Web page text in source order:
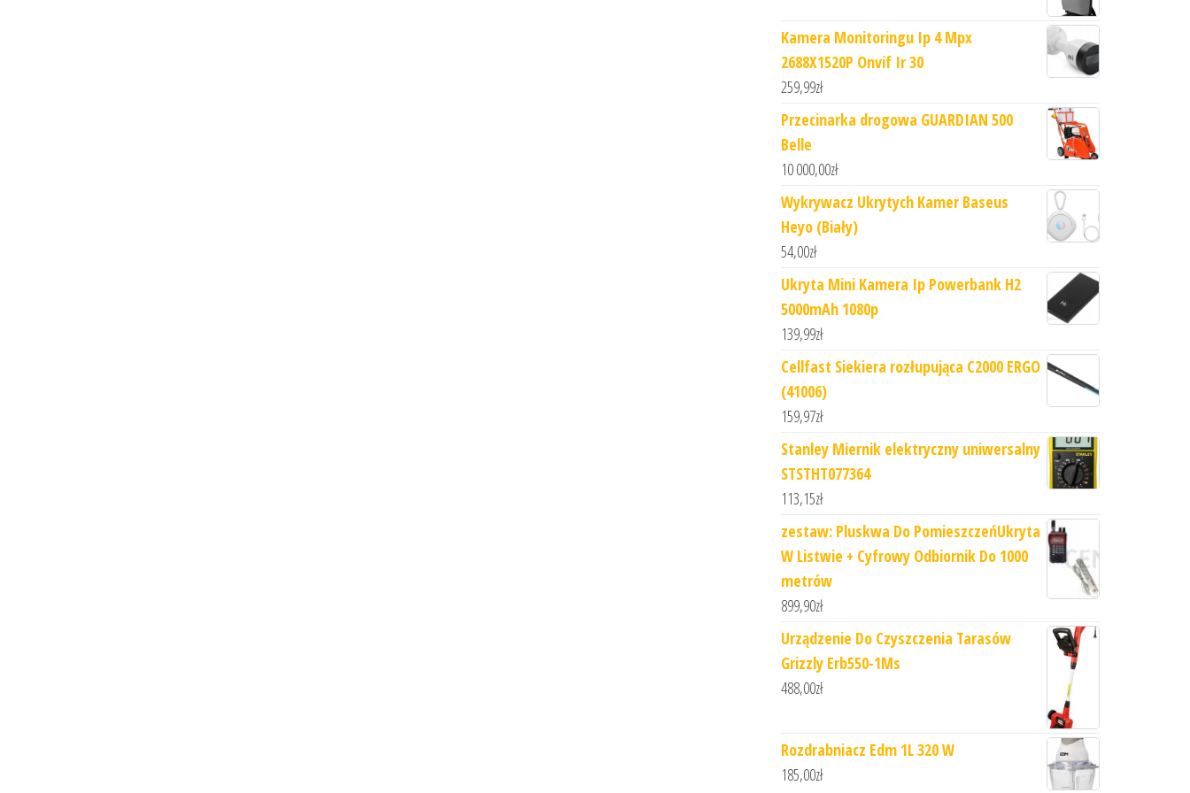
Kamera Monitoringu Ip 4 Mpx
2688X1520P Onvif Ir 30
259,99zł
Przecinarka drogowa GUARDIAN 500
Belle
10 000,00zł
Wykrywacz Ukrytych Kamer Baseus
Heyo (Biały)
54,00zł
Ukryta Mini Kamera Ip Powerbank H2
5000mAh 1080p
139,99zł
Cellfast Siekiera rozłupująca C2000 ERGO
(41006)
159,97zł
Stanley Miernik elektryczny uniwersalny
STSTHT077364
113,15zł
zestaw: Pluskwa Do PomieszczeńUkryta
W Listwie + Cyfrowy Odbiornik Do 1000
metrów
899,90zł
Urządzenie Do Czyszczenia Tarasów
Grizzly Erb550-1Ms
488,00zł
Rozdrabniacz Edm 1L 320 W
185,00zł